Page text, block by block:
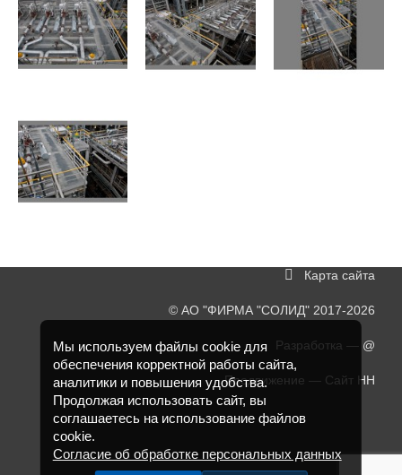
Карта сайта
© АО "ФИРМА "СОЛИД" 2017-2026
Разработка — @
Продвижение — Сайт НН
Мы используем файлы cookie для
обеспечения корректной работы сайта,
аналитики и повышения удобства.
Продолжая использовать сайт, вы
соглашаетесь на использование файлов
cookie.
Согласие об обработке персональных данных